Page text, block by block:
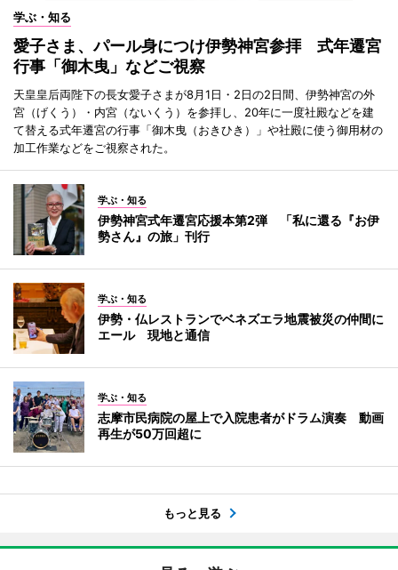
学ぶ・知る
愛子さま、パール身につけ伊勢神宮参拝 式年遷宮
行事「御木曳」などご視察
天皇皇后両陛下の長女愛子さまが8月1日・2日の2日間、伊勢神宮の外
宮（げくう）・内宮（ないくう）を参拝し、20年に一度社殿などを建
て替える式年遷宮の行事「御木曳（おきひき）」や社殿に使う御用材の
加工作業などをご視察された。
学ぶ・知る
伊勢神宮式年遷宮応援本第2弾 「私に還る『お伊
勢さん』の旅」刊行
学ぶ・知る
伊勢・仏レストランでベネズエラ地震被災の仲間に
エール 現地と通信
学ぶ・知る
志摩市民病院の屋上で入院患者がドラム演奏 動画
再生が50万回超に
もっと見る